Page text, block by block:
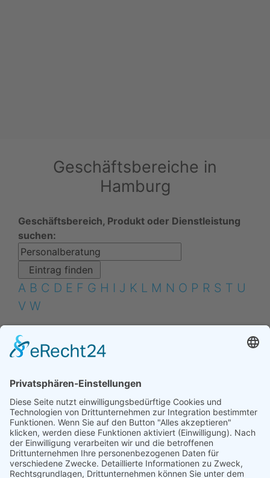
Geschäftsbereiche in
Hamburg
Geschäftsbereich, Produkt oder Dienstleistung
suchen:
A B C D E F G H I J K L M N O P R S T U
V W
1 Geschäftsbereich gefunden
Suchergebnis
1 Eintrag
Personalberatung